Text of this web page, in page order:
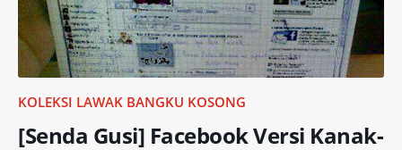
KOLEKSI LAWAK BANGKU KOSONG
[Senda Gusi] Facebook Versi Kanak-